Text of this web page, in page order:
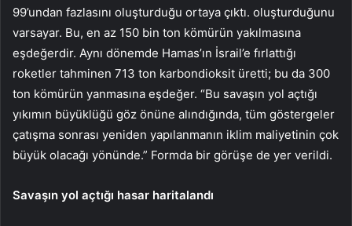
99’undan fazlasını oluşturduğu ortaya çıktı. oluşturduğunu
varsayar. Bu, en az 150 bin ton kömürün yakılmasına
eşdeğerdir. Aynı dönemde Hamas’ın İsrail’e fırlattığı
roketler tahminen 713 ton karbondioksit üretti; bu da 300
ton kömürün yanmasına eşdeğer. “Bu savaşın yol açtığı
yıkımın büyüklüğü göz önüne alındığında, tüm göstergeler
çatışma sonrası yeniden yapılanmanın iklim maliyetinin çok
büyük olacağı yönünde.” Formda bir görüşe de yer verildi.
Savaşın yol açtığı hasar haritalandı